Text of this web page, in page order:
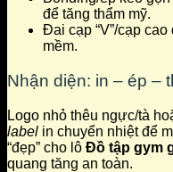
để tăng thẩm mỹ.
Đai cạp “V”/cạp
mềm.
Nhận diện: in – ép –
Logo nhỏ thêu ngực/tà
label in chuyển nhiệt để
“đẹp” cho lô Đồ tập gym
quang tăng an toàn.